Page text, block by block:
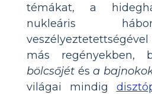
témákat, a
nukleáris
más regényekben,
bölcsőjét ésa
világai mindig